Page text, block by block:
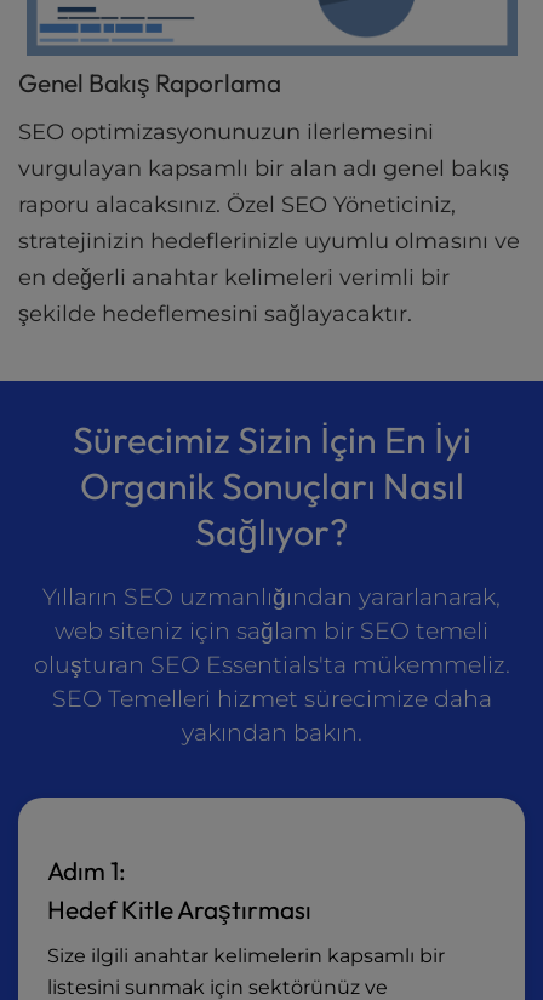
Genel Bakış Raporlama
SEO optimizasyonunuzun ilerlemesini
vurgulayan kapsamlı bir alan adı genel bakış
raporu alacaksınız. Özel SEO Yöneticiniz,
stratejinizin hedeflerinizle uyumlu olmasını ve
en değerli anahtar kelimeleri verimli bir
şekilde hedeflemesini sağlayacaktır.
Sürecimiz Sizin İçin En İyi
Organik Sonuçları Nasıl
Sağlıyor?
Yılların SEO uzmanlığından yararlanarak,
web siteniz için sağlam bir SEO temeli
oluşturan SEO Essentials'ta mükemmeliz.
SEO Temelleri hizmet sürecimize daha
yakından bakın.
Adım 1:
Hedef Kitle Araştırması
Size ilgili anahtar kelimelerin kapsamlı bir
listesini sunmak için sektörünüz ve